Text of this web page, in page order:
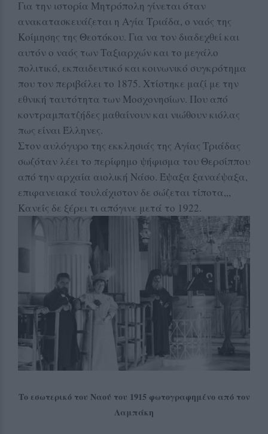
Για την ιστορία Μητρόπολη γίνεται όταν
ανακατασκευάζεται η Αγία Τριάδα, ο ναός της
Κοίμησης της Θεοτόκου. Για να τον διαδεχθεί και
αυτόν ο ναός των Ταξιαρχών και το μεγάλο
πολιτικό, εκπαιδευτικό και κοινωνικό συγκρότημα
που τον περιβάλει το 1875. Χτίστηκε μαζί με την
εθνική ταυτότητα των Μοσχονησίων. Που από
κοντραμπατζήδες μαθαίνουν και νιώθουν κιόλας
πως είναι Έλληνες.
Στον αυλόγυρο της εκκλησιάς της Αγίας Τριάδας
σωζόταν λέει το περίφημο ψήφισμα του Θερσίππου
από την αρχαία αιολική Νάσο. Έψαξα ξαναέψαξα,
επιφανειακά τουλάχιστον δε σώζεται τίποτα,,,
Κανείς δε ξέρει τι απόγινε μετά το 1922.
Το εσωτερικό του Ναού του 1915 φωτογραφημένο από τον
Λαμπάκη